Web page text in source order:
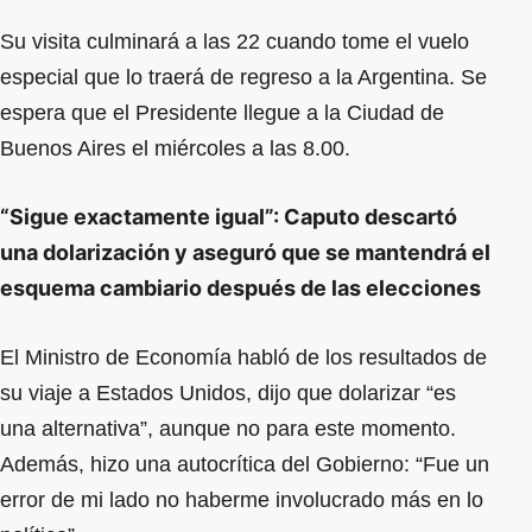
Su visita culminará a las 22 cuando tome el vuelo
especial que lo traerá de regreso a la Argentina. Se
espera que el Presidente llegue a la Ciudad de
Buenos Aires el miércoles a las 8.00.
“Sigue exactamente igual”: Caputo descartó
una dolarización y aseguró que se mantendrá el
esquema cambiario después de las elecciones
El Ministro de Economía habló de los resultados de
su viaje a Estados Unidos, dijo que dolarizar “es
una alternativa”, aunque no para este momento.
Además, hizo una autocrítica del Gobierno: “Fue un
error de mi lado no haberme involucrado más en lo